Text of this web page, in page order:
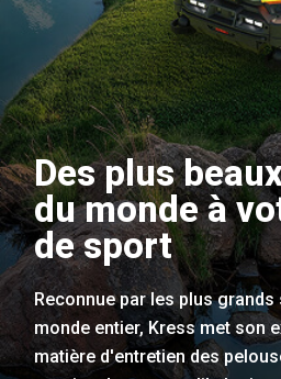
Des plus
du monde à
de sport
Reconnue par les plus
monde entier, Kress met son
matière d'entretien des